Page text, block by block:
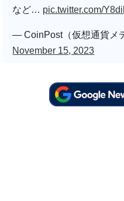
など… pic.twitter.com/
— CoinPost（仮想通貨メ
November 15, 2023